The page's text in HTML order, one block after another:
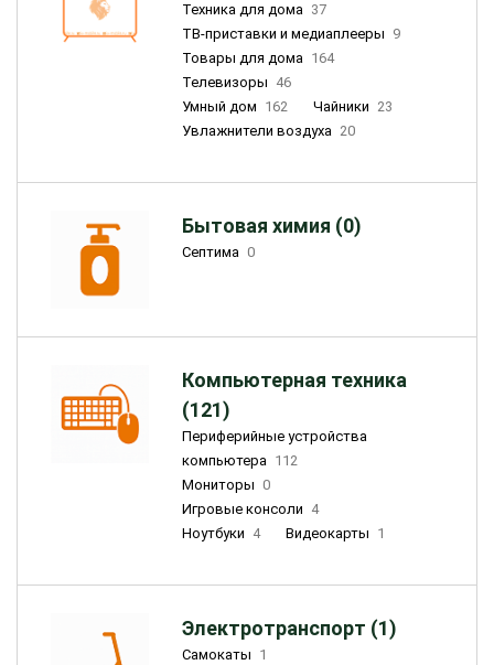
Техника для дома 37
ТВ-приставки и медиаплееры 9
Товары для дома 164
Телевизоры 46
Умный дом 162 Чайники 23
Увлажнители воздуха 20
Бытовая химия (0)
Септима 0
Компьютерная техника
(121)
Периферийные устройства
компьютера 112
Мониторы 0
Игровые консоли 4
Ноутбуки 4 Видеокарты 1
Электротранспорт (1)
Самокаты 1